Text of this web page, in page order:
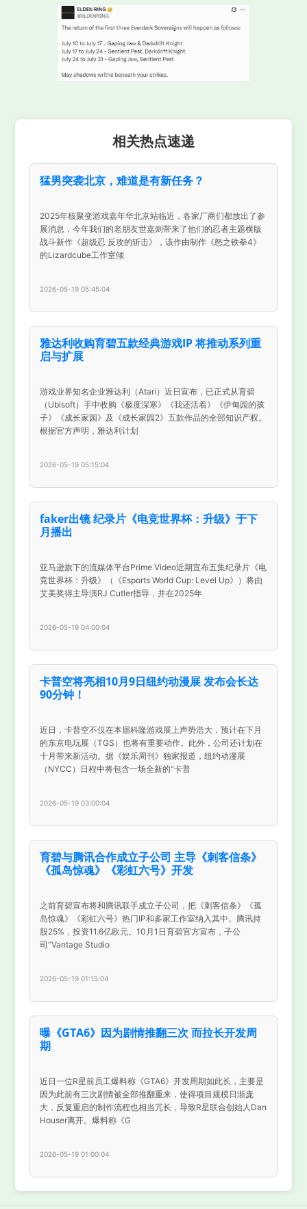
相关热点速递
猛男突袭北京，难道是有新任务？
2025年核聚变游戏嘉年华北京站临近，各家厂商们都放出了参
展消息，今年我们的老朋友世嘉则带来了他们的忍者主题横版
战斗新作《超级忍 反攻的斩击》，该作由制作《怒之铁拳4》
的Lizardcube工作室倾
2026-05-19 05:45:04
雅达利收购育碧五款经典游戏IP 将推动系列重
启与扩展
游戏业界知名企业雅达利（Atari）近日宣布，已正式从育碧
（Ubisoft）手中收购《极度深寒》《我还活着》《伊甸园的孩
子》《成长家园》及《成长家园2》五款作品的全部知识产权。
根据官方声明，雅达利计划
2026-05-19 05:15:04
faker出镜 纪录片《电竞世界杯：升级》于下
月播出
亚马逊旗下的流媒体平台Prime Video近期宣布五集纪录片《电
竞世界杯：升级》（《Esports World Cup: Level Up》）将由
艾美奖得主导演RJ Cutler指导，并在2025年
2026-05-19 04:00:04
卡普空将亮相10月9日纽约动漫展 发布会长达
90分钟！
近日，卡普空不仅在本届科隆游戏展上声势浩大，预计在下月
的东京电玩展（TGS）也将有重要动作。此外，公司还计划在
十月带来新活动。据《娱乐周刊》独家报道，纽约动漫展
（NYCC）日程中将包含一场全新的“卡普
2026-05-19 03:00:04
育碧与腾讯合作成立子公司 主导《刺客信条》
《孤岛惊魂》《彩虹六号》开发
之前育碧宣布将和腾讯联手成立子公司，把《刺客信条》《孤
岛惊魂》《彩虹六号》热门IP和多家工作室纳入其中。腾讯持
股25%，投资11.6亿欧元。10月1日育碧官方宣布，子公
司“Vantage Studio
2026-05-19 01:15:04
曝《GTA6》因为剧情推翻三次 而拉长开发周
期
近日一位R星前员工爆料称《GTA6》开发周期如此长，主要是
因为此前有三次剧情被全部推翻重来，使得项目规模日渐庞
大，反复重启的制作流程也相当冗长，导致R星联合创始人Dan
Houser离开。爆料称《G
2026-05-19 01:00:04